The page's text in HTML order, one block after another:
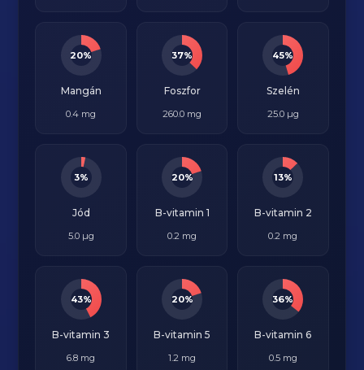
20%
Mangán
0.4 mg
37%
Foszfor
260.0 mg
45%
Szelén
25.0 µg
3%
Jód
5.0 µg
20%
B-vitamin 1
0.2 mg
13%
B-vitamin 2
0.2 mg
43%
B-vitamin 3
6.8 mg
20%
B-vitamin 5
1.2 mg
36%
B-vitamin 6
0.5 mg